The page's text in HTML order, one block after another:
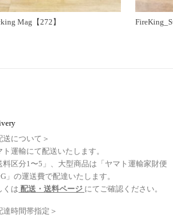
Mag【272】
送について＞
ト運輸にて配送いたします。
料区分1〜5」、大型商品は「ヤマト運輸家財便
」の運送費で配達いたします。
くは 配送・送料ページ にてご確認ください。
達時間帯指定＞